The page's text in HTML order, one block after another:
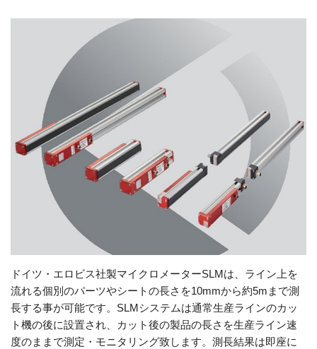
ドイツ・エロビス社製マイクロメーターSLMは、ライン上を
流れる個別のパーツやシートの長さを10mmから約5mまで測
長する事が可能です。SLMシステムは通常生産ラインのカッ
ト機の後に設置され、カット後の製品の長さを生産ライン速
度のままで測定・モニタリング致します。測長結果は即座に